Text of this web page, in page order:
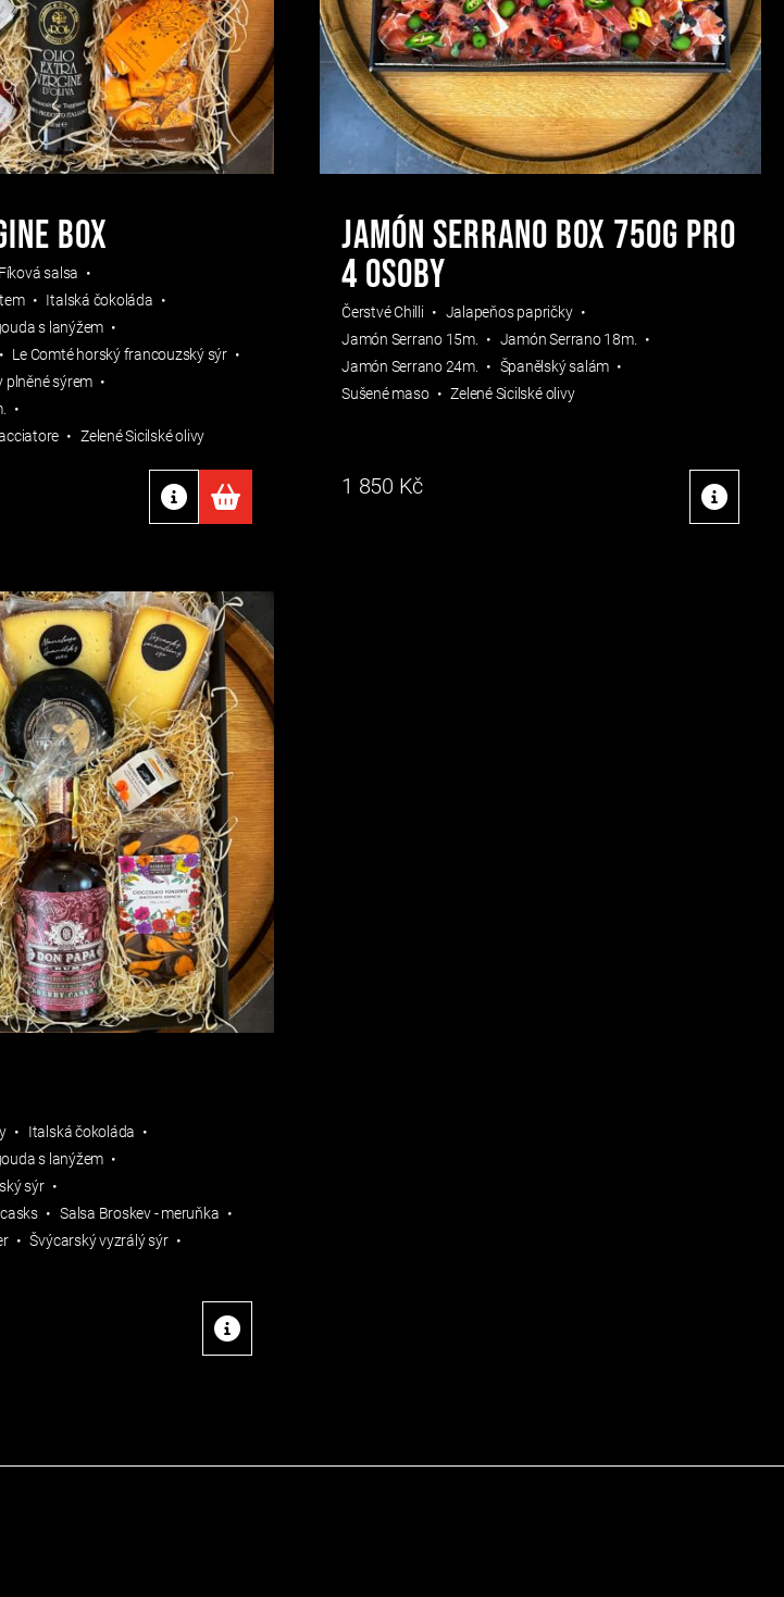
BOX
Fíková salsa
Italská čokoláda
s lanýžem
Le Comté horský francouzský sýr
plněné sýrem
Zelené Sicilské olivy
JAMÓN SERRANO BOX 750g PRO
4 OSOBY
Čerstvé Chilli
Jalapeňos papričky
Jamón Serrano 15m.
Jamón Serrano 18m.
Jamón Serrano 24m.
Španělský salám
Sušené maso
Zelené Sicilské olivy
1 850 Kč
Italská čokoláda
s lanýžem
sýr
Salsa Broskev - meruňka
Švýcarský vyzrálý sýr